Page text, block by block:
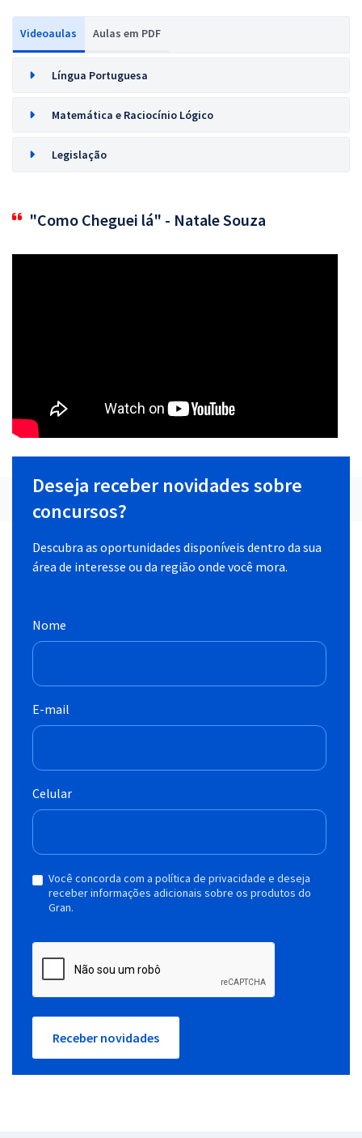
Videoaulas Aulas em PDF
Língua Portuguesa
Matemática e Raciocínio Lógico
Legislação
"Como Cheguei lá" - Natale Souza
Deseja receber novidades sobre
concursos?
Descubra as oportunidades disponíveis dentro da sua
área de interesse ou da região onde você mora.
Nome
E-mail
Celular
Você concorda com a política de privacidade e deseja
receber informações adicionais sobre os produtos do
Gran.
Receber novidades